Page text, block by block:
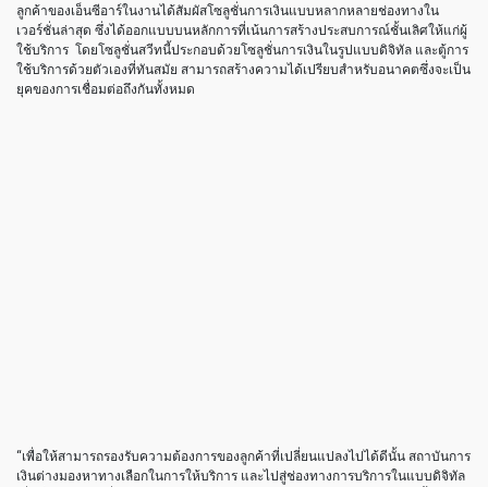
เอ็นซีอาร์ได้แสดงการสาธิตเทคโนโลยีเพื่อปรับเปลี่ยนการทำงานของสาขาBranch
TransformationรวมถึงNCR Interactive Teller
เอ็นซีอาร์ยังได้เปิดตัวโซลูชั่นประมวลผลธุรกรรมอัจฉริยะ ที่ทำงานได้รวดเร็วและ